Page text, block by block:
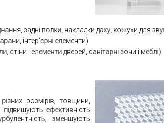
задні полки, накладки даху, кожухи для
інтер’єрні елементи)
стіни і елементи дверей, санітарні зони і меблі)
розмірів, товщини,
підвищують ефективність
зменшують